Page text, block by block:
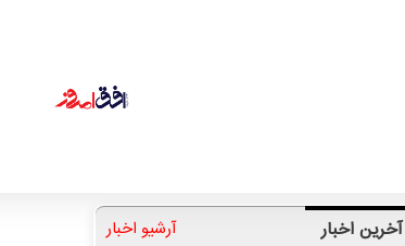
آخرین اخبار آرشیو اخبار